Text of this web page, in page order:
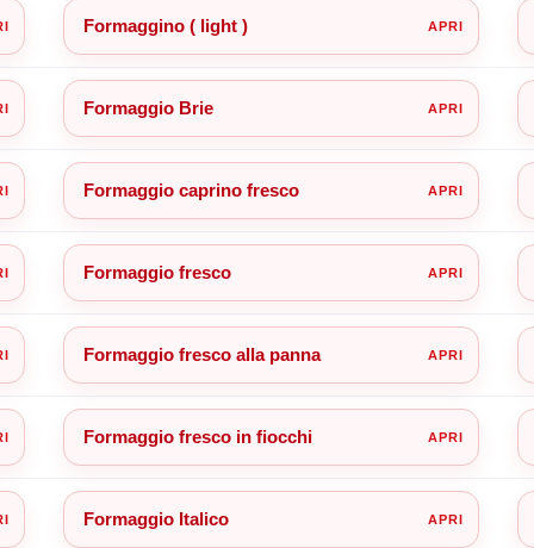
Formaggino ( light )
Formaggio Brie
Formaggio caprino fresco
Formaggio fresco
Formaggio fresco alla panna
Formaggio fresco in fiocchi
Formaggio Italico